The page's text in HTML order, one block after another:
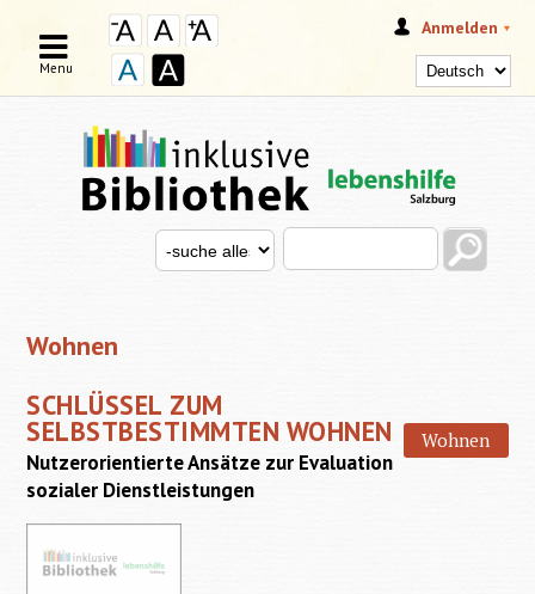
Anmelden
SUCHFORMULAR
Search this site
Search for
Menu
Wohnen
SCHLÜSSEL ZUM
SELBSTBESTIMMTEN WOHNEN Wohnen
Nutzerorientierte Ansätze zur Evaluation
sozialer Dienstleistungen